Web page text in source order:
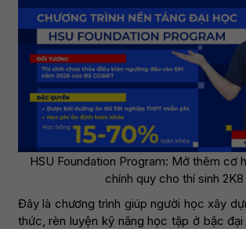
HSU Foundation Program: Mở thêm cơ
chính quy cho thí sinh 2K8
Đây là chương trình giúp người học xây
thức, rèn luyện kỹ năng học tập ở bậc